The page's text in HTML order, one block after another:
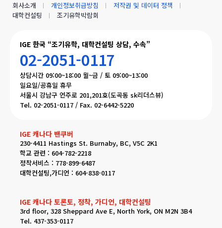
IGE 한국 “조기유학, 대학컨설팅 상담, 수속”
02-2051-0117
상담시간 09:00~18:00 월~금 / 토 09:00~13:00
일요일/공휴일 휴무
서울시 강남구 언주로 201,201호(도곡동 sk리더스뷰)
Tel. 02-2051-0117 / Fax. 02-6442-5220
IGE 캐나다 밴쿠버
230-4411 Hastings St. Burnaby, BC, V5C 2K1
학교 관련 : 604-782-2218
정착서비스 : 778-899-6487
대학컨설팅,가디언 : 604-838-0117
IGE 캐나다 토론토, 정착, 가디언, 대학컨설팅
3rd floor, 328 Sheppard Ave E, North York, ON M2N 3B4
Tel. 437-353-0117
회사소개 개인정보취급방침
저작권 및 데이터 정책
대학컨설팅
조기유학박람회